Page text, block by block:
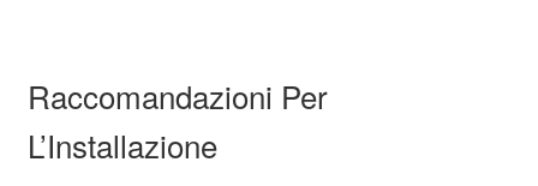
Raccomandazioni Per
L’Installazione